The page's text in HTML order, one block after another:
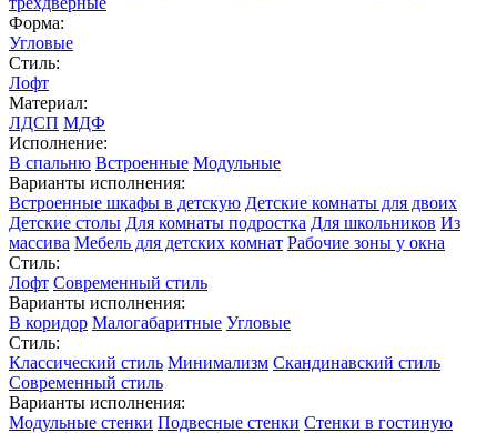
Форма:
Угловые
Стиль:
Лофт
Материал:
ЛДСП МДФ
Исполнение:
В спальню Встроенные Модульные
Варианты исполнения:
Встроенные шкафы в детскую Детские комнаты для двоих
Детские столы Для комнаты подростка Для школьников Из
массива Мебель для детских комнат Рабочие зоны у окна
Стиль:
Лофт Современный стиль
Варианты исполнения:
В коридор Малогабаритные Угловые
Стиль:
Классический стиль Минимализм Скандинавский стиль
Современный стиль
Варианты исполнения:
Модульные стенки Подвесные стенки Стенки в гостиную